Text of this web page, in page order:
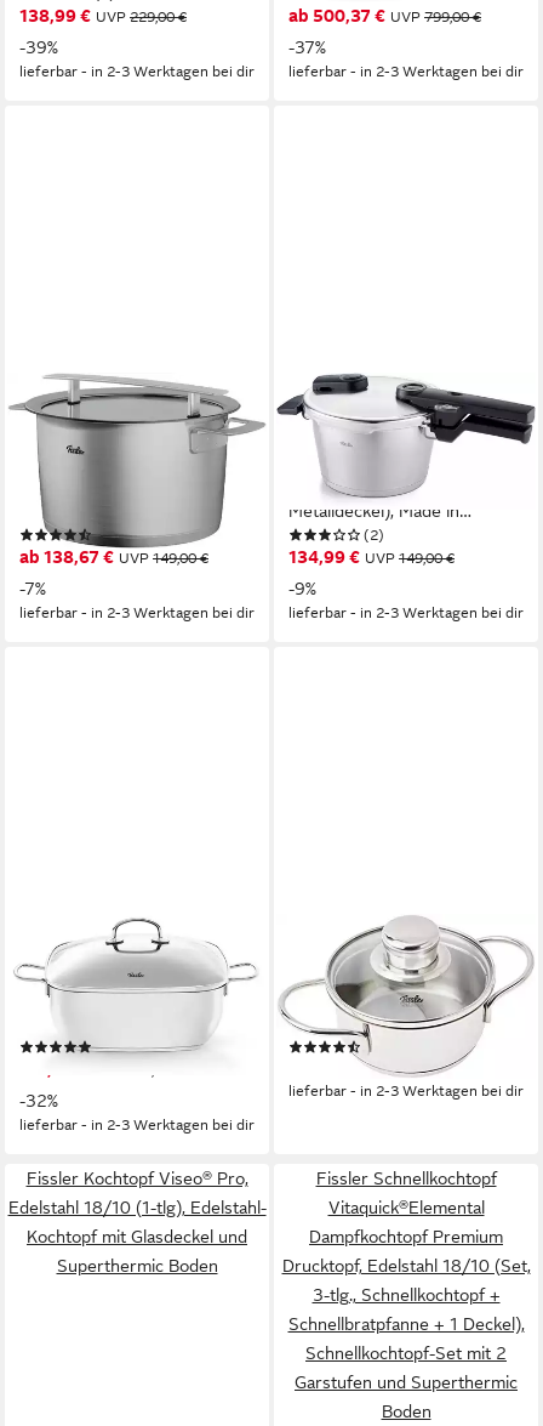
Induktion, breiter Schüttrand
138,99 € UVP 229,00 €
-39%
lieferbar - in 2-3 Werktagen bei dir
Pfanne 28cm),
induktionsgeeignet,
Metalldeckelausführung, Made
ab 500,37 € UVP 799,00 €
-37%
lieferbar - in 2-3 Werktagen bei dir
FISSLER
Kochtopf Phi Collection,
Edelstahl 18/10, cookstar
Allherdboden; Edelstahl
18/10; Made in Germany
(3)
ab 138,67 € UVP 149,00 €
-7%
lieferbar - in 2-3 Werktagen bei dir
FISSLER
Schnellkochtopf Vitaquick®
Premium, Edelstahl 18/10 (2-
tlg., 1 Schnellkochtopf 2,5 L, 1
Metalldeckel), Made in
Germany (2)
134,99 € UVP 149,00 €
-9%
lieferbar - in 2-3 Werktagen bei dir
FISSLER
Bräter Secural®, Edelstahl
18/10 (1-tlg),
(4)
-32%
lieferbar - in 2-3 Werktagen bei dir
FISSLER
Kochtopf Häppchen, Edelstahl
18/10 (2-tlg), Induktions-
geeignet, inklusive Glasdeckel
(7)
ab 36,29 €
lieferbar - in 2-3 Werktagen bei dir
Fissler Kochtopf Viseo® Pro,
Edelstahl 18/10 (1-tlg), Edelstahl-
Kochtopf mit Glasdeckel und
Superthermic Boden
Fissler Schnellkochtopf
Vitaquick®Elemental
Dampfkochtopf Premium
Drucktopf, Edelstahl 18/10 (Set,
3-tlg., Schnellkochtopf +
Schnellbratpfanne + 1 Deckel),
Schnellkochtopf-Set mit 2
Garstufen und Superthermic
Boden